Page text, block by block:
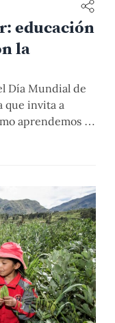
educación
la
Día Mundial de
que invita a
aprendemos a
el territorio
cobra […]